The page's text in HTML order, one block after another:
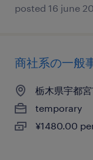
posted 16 june
商社系の一般
栃木県宇都
temporary
¥1480.00